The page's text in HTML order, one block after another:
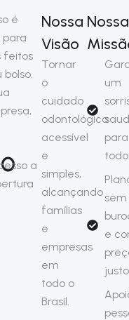
é
para
feitos
a
Nossa
Visão
Tornar
o
cuidado
odontológico
acessível
e
simples,
alcançando
famílias
e
empresas
em
todo o
Brasil.
Nossa
um
para
sem
e
justo